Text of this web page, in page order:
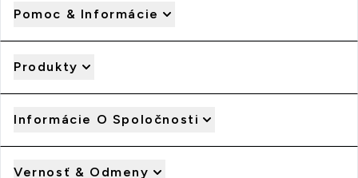
Pomoc & Informácie
Produkty
Informácie O Spoločnosti
Vernosť & Odmeny